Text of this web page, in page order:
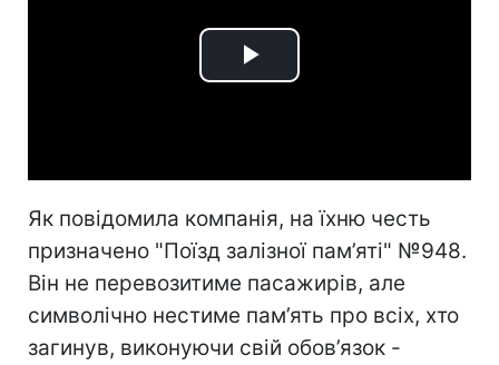
Play
Як повідомила компанія, на їхню честь
призначено "Поїзд залізної пам’яті" №948.
Він не перевозитиме пасажирів, але
символічно нестиме пам’ять про всіх, хто
загинув, виконуючи свій обов’язок -